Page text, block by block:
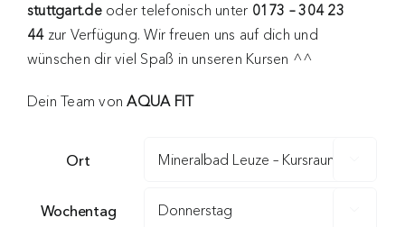
stuttgart.deoder telefonisch unter 0173 – 304 23
44zur Verfügung. Wir freuen uns auf dich und
wünschen dir viel Spaß in unseren Kursen ^^
Dein Team vonAQUA FIT
Ort
Wochentag